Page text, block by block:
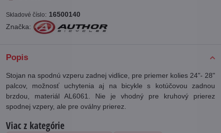
Skladové číslo: 16500140
Značka:
Popis
Stojan na spodnú vzperu zadnej vidlice, pre priemer kolies 24"- 28"
palcov, možnosť uchytenia aj na bicykle s kotúčovou zadnou
brzdou, materiál AL6061. Nie je vhodný pre kruhový prierez
spodnej vzpery, ale pre oválny prierez.
Viac z kategórie